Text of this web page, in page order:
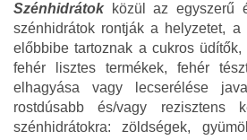
Szénhidrátok
közül az egyszerű
szénhidrátok rontják a helyzetet,
előbbibe tartoznak a cukros
fehér lisztes termékek, fehér
elhagyása vagy lecserélése
rostdúsabb és/vagy rezisztens
szénhidrátokra: zöldségek,